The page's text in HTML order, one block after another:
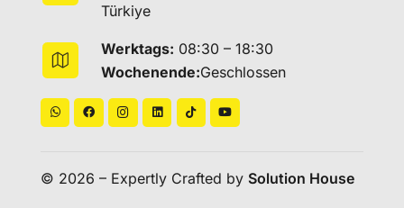
Türkiye
Werktags: 08:30 – 18:30
Wochenende:Geschlossen
© 2026 – Expertly Crafted by Solution House